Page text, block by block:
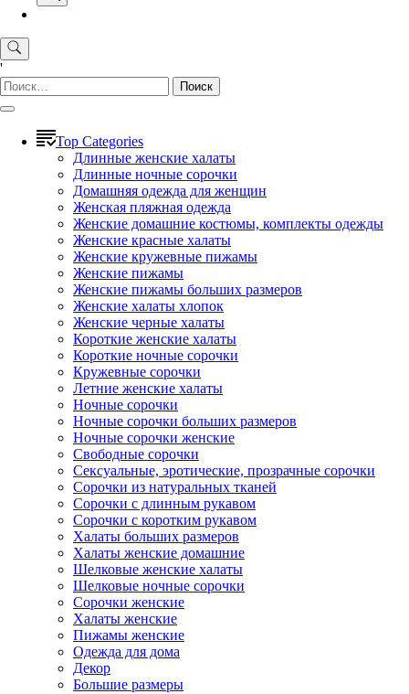
'
Найти:
Top Categories
Длинные женские халаты
Длинные ночные сорочки
Домашняя одежда для женщин
Женская пляжная одежда
Женские домашние костюмы, комплекты одежды
Женские красные халаты
Женские кружевные пижамы
Женские пижамы
Женские пижамы больших размеров
Женские халаты хлопок
Женские черные халаты
Короткие женские халаты
Короткие ночные сорочки
Кружевные сорочки
Летние женские халаты
Ночные сорочки
Ночные сорочки больших размеров
Ночные сорочки женские
Свободные сорочки
Сексуальные, эротические, прозрачные сорочки
Сорочки из натуральных тканей
Сорочки с длинным рукавом
Сорочки с коротким рукавом
Халаты больших размеров
Халаты женские домашние
Шелковые женские халаты
Шелковые ночные сорочки
Сорочки женские
Халаты женские
Пижамы женские
Одежда для дома
Декор
Большие размеры